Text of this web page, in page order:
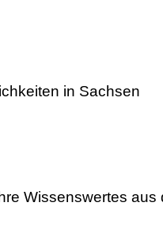
in Sachsen
Wissenswertes